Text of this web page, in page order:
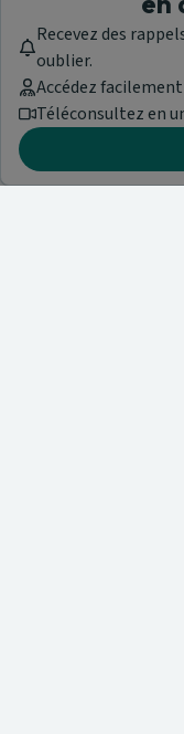
Recevez des
oublier.
Accédez
Téléconsultez en